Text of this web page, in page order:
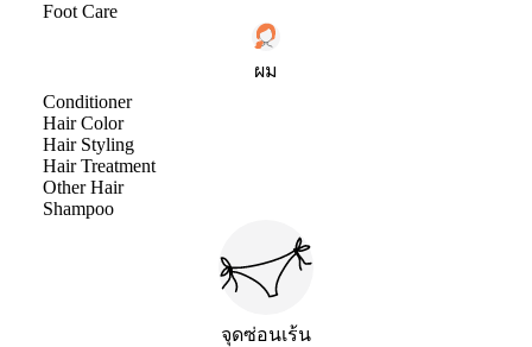
Foot Care
ผม
Conditioner
Hair Color
Hair Styling
Hair Treatment
Other Hair
Shampoo
จุดซ่อนเร้น